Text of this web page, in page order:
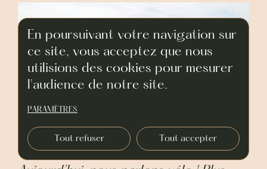
En poursuivant votre navigation sur
ce site, vous acceptez que nous
utilisions des cookies pour mesurer
l'audience de notre site.
PARAMÈTRES
Tout refuser Tout accepter